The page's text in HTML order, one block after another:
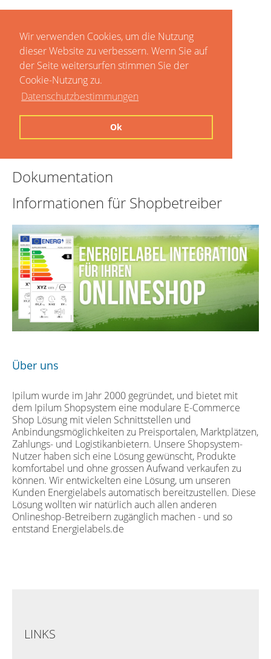
Wir verwenden Cookies, um die Nutzung
dieser Website zu verbessern. Wenn Sie auf
der Seite weitersurfen stimmen Sie der
Cookie-Nutzung zu.
Datenschutzbestimmungen
Ok
Dokumentation
Informationen für Shopbetreiber
Über uns
Ipilum wurde im Jahr 2000 gegründet, und bietet mit
dem Ipilum Shopsystem eine modulare E-Commerce
Shop Lösung mit vielen Schnittstellen und
Anbindungsmöglichkeiten zu Preisportalen, Marktplätzen,
Zahlungs- und Logistikanbietern. Unsere Shopsystem-
Nutzer haben sich eine Lösung gewünscht, Produkte
komfortabel und ohne grossen Aufwand verkaufen zu
können. Wir entwickelten eine Lösung, um unseren
Kunden Energielabels automatisch bereitzustellen. Diese
Lösung wollten wir natürlich auch allen anderen
Onlineshop-Betreibern zugänglich machen - und so
entstand Energielabels.de
LINKS